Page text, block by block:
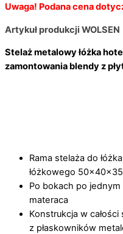
Uwaga! Podana cena
Artykuł produkcji WOLSEN
Stelaż metalowy łóżka
zamontowania blendy z
Rama stelaża do
łóżkowego
Po bokach po
materaca
Konstrukcja w
z płaskowników